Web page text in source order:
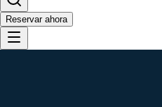
Reservar ahora